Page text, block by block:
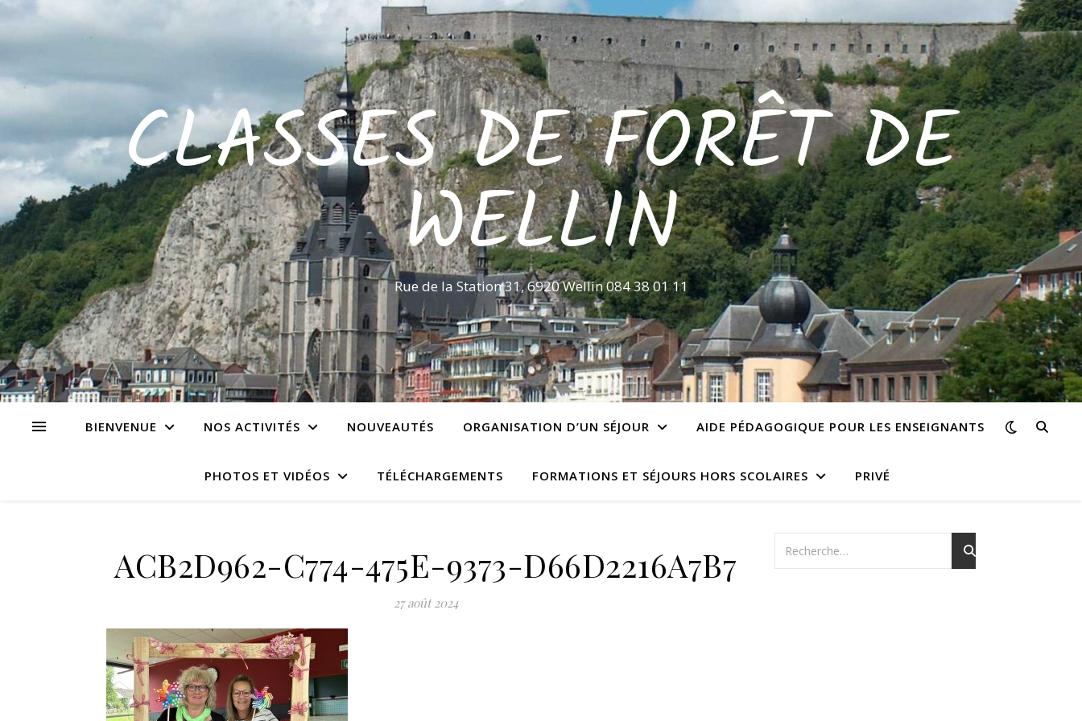
CLASSES DE FORÊT DE
WELLIN
Rue de la Station 31, 6920 Wellin 084 38 01 11
BIENVENUE NOS ACTIVITÉS NOUVEAUTÉS ORGANISATION D’UN SÉJOUR AIDE PÉDAGOGIQUE POUR LES ENSEIGNANTS
PHOTOS ET VIDÉOS TÉLÉCHARGEMENTS FORMATIONS ET SÉJOURS HORS SCOLAIRES PRIVÉ
ACB2D962-C774-475E-9373-D66D2216A7B7
27 août 2024